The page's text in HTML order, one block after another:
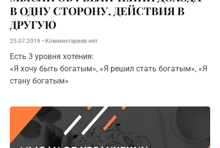
В ОДНУ СТОРОНУ, ДЕЙСТВИЯ В
ДРУГУЮ
25.07.2019 Комментариев нет
Есть 3 уровня хотения:
«Я хочу быть богатым», «Я решил стать богатым», «Я
стану богатым»